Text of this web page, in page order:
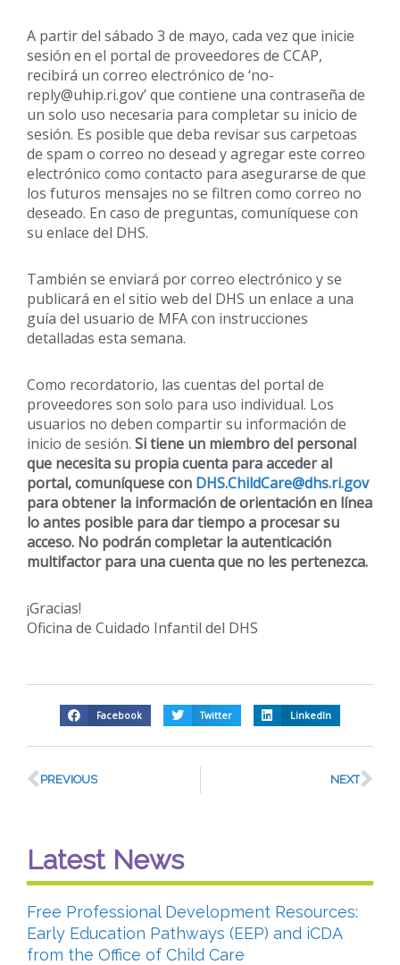
A partir del sábado 3 de mayo, cada vez que inicie
sesión en el portal de proveedores de CCAP,
recibirá un correo electrónico de ‘no-
reply@uhip.ri.gov’ que contiene una contraseña de
un solo uso necesaria para completar su inicio de
sesión. Es posible que deba revisar sus carpetoas
de spam o correo no desead y agregar este correo
electrónico como contacto para asegurarse de que
los futuros mensajes no se filtren como correo no
deseado. En caso de preguntas, comuníquese con
su enlace del DHS.
También se enviará por correo electrónico y se
publicará en el sitio web del DHS un enlace a una
guía del usuario de MFA con instrucciones
detalladas esta semana.
Como recordatorio, las cuentas del portal de
proveedores son solo para uso individual. Los
usuarios no deben compartir su información de
inicio de sesión. Si tiene un miembro del personal
que necesita su propia cuenta para acceder al
portal, comuníquese con DHS.ChildCare@dhs.ri.gov
para obtener la información de orientación en línea
lo antes posible para dar tiempo a procesar su
acceso. No podrán completar la autenticación
multifactor para una cuenta que no les pertenezca.
¡Gracias!
Oficina de Cuidado Infantil del DHS
Facebook Twitter LinkedIn
PREVIOUS NEXT
Latest News
Free Professional Development Resources:
Early Education Pathways (EEP) and iCDA
from the Office of Child Care